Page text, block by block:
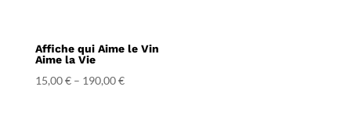
Affiche qui Aime le Vin
Aime la Vie
15,00€– 190,00€